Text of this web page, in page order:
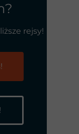
rejsy!